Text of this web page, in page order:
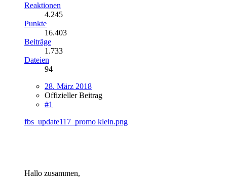
Reaktionen
4.245
Punkte
16.403
Beiträge
1.733
Dateien
94
28. März 2018
Offizieller Beitrag
#1
fbs_update117_promo klein.png
Hallo zusammen,